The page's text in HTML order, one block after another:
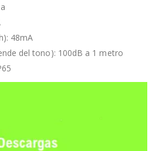
48mA
del tono): 100dB a 1 metro